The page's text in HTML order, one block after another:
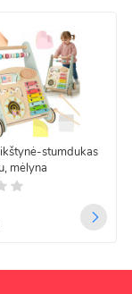
stumdukas
mėlyna